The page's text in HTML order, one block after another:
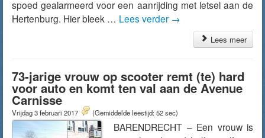
spoed gealarmeerd voor een aanrijding met letsel aan de
Hertenburg. Hier bleek … Lees verder →
Lees meer
73-jarige vrouw op scooter remt (te) hard
voor auto en komt ten val aan de Avenue
Carnisse
Vrijdag 3 februari 2017 (Gemiddelde leestijd: 52 sec)
BARENDRECHT – Een vrouw is